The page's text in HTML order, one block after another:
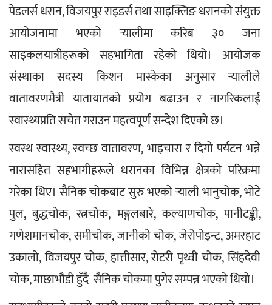
पेडलर्स धरान, विजयपुर राइडर्स तथा साइक्लिङ धरानको संयुक्त
आयोजनामा भएको र्‍यालीमा करिब ३० जना
साइकलयात्रीहरूको सहभागिता रहेको थियो। आयोजक
संस्थाका सदस्य किशन मास्केका अनुसार र्‍यालीले
वातावरणमैत्री यातायातको प्रयोग बढाउन र नागरिकलाई
स्वास्थ्यप्रति सचेत गराउन महत्वपूर्ण सन्देश दिएको छ।
स्वस्थ स्वास्थ्य, स्वच्छ वातावरण, भाइचारा र दिगो पर्यटन भन्ने
नारासहित सहभागीहरूले धरानका विभिन्न क्षेत्रको परिक्रमा
गरेका थिए। सैनिक चोकबाट सुरु भएको र्‍याली भानुचोक, भोटे
पुल, बुद्धचोक, रत्नचोक, मङ्गलबारे, कल्याणचोक, पानीटङ्की,
गणेशमानचोक, समीचोक, जानीको चोक, जेरोपोइन्ट, अमरहाट
उकालो, विजयपुर चोक, हात्तीसार, रोटरी पृथ्वी चोक, सिंहदेवी
चोक, माछाभौडी हुँदै  सैनिक चोकमा पुगेर सम्पन्न भएको थियो।